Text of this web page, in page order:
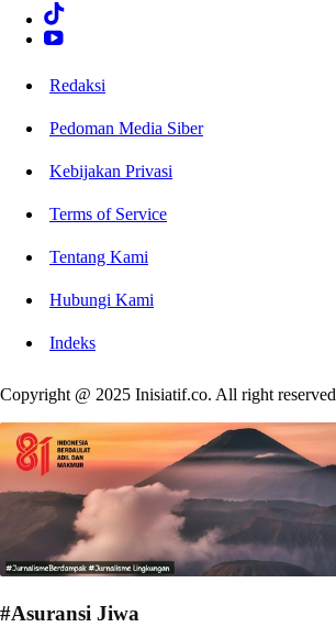
Redaksi
Pedoman Media Siber
Kebijakan Privasi
Terms of Service
Tentang Kami
Hubungi Kami
Indeks
Copyright @ 2025 Inisiatif.co. All right reserved
#Asuransi Jiwa